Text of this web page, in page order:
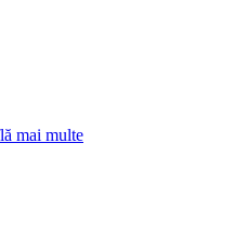
mai multe